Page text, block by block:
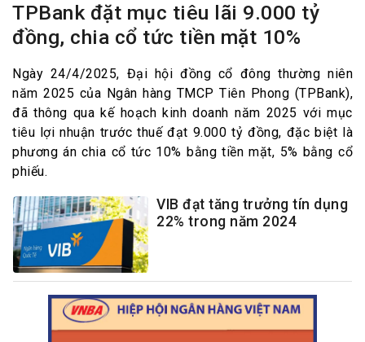
TPBank đặt mục tiêu lãi 9.000 tỷ
đồng, chia cổ tức tiền mặt 10%
Ngày 24/4/2025, Đại hội đồng cổ đông thường niên
năm 2025 của Ngân hàng TMCP Tiên Phong (TPBank),
đã thông qua kế hoạch kinh doanh năm 2025 với mục
tiêu lợi nhuận trước thuế đạt 9.000 tỷ đồng, đặc biệt là
phương án chia cổ tức 10% bằng tiền mặt, 5% bằng cổ
phiếu.
VIB đạt tăng trưởng tín dụng
22% trong năm 2024